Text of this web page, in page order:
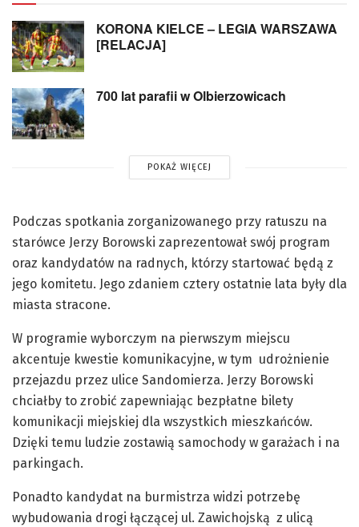
KORONA KIELCE – LEGIA WARSZAWA
[RELACJA]
700 lat parafii w Olbierzowicach
POKAŻ WIĘCEJ
Podczas spotkania zorganizowanego przy ratuszu na
starówce Jerzy Borowski zaprezentował swój program
oraz kandydatów na radnych, którzy startować będą z
jego komitetu. Jego zdaniem cztery ostatnie lata były dla
miasta stracone.
W programie wyborczym na pierwszym miejscu
akcentuje kwestie komunikacyjne, w tym udrożnienie
przejazdu przez ulice Sandomierza. Jerzy Borowski
chciałby to zrobić zapewniając bezpłatne bilety
komunikacji miejskiej dla wszystkich mieszkańców.
Dzięki temu ludzie zostawią samochody w garażach i na
parkingach.
Ponadto kandydat na burmistrza widzi potrzebę
wybudowania drogi łączącej ul. Zawichojską z ulicą